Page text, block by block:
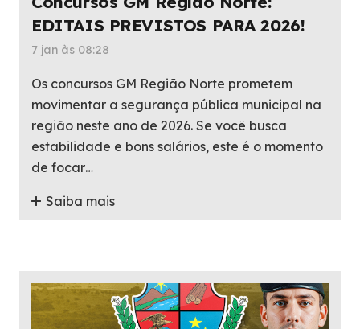
EDITAIS PREVISTOS PARA 2026!
7 jan às 08:28
Os concursos GM Região Norte prometem
movimentar a segurança pública municipal na
região neste ano de 2026. Se você busca
estabilidade e bons salários, este é o momento
de focar…
Saiba mais